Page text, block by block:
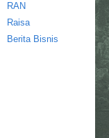
RAN
Raisa
Berita Bisnis